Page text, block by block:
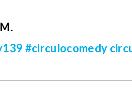
.
#circulocomedy